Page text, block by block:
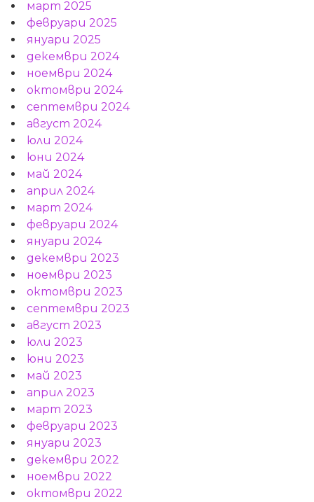
март 2025
февруари 2025
януари 2025
декември 2024
ноември 2024
октомври 2024
септември 2024
август 2024
юли 2024
юни 2024
май 2024
април 2024
март 2024
февруари 2024
януари 2024
декември 2023
ноември 2023
октомври 2023
септември 2023
август 2023
юли 2023
юни 2023
май 2023
април 2023
март 2023
февруари 2023
януари 2023
декември 2022
ноември 2022
октомври 2022